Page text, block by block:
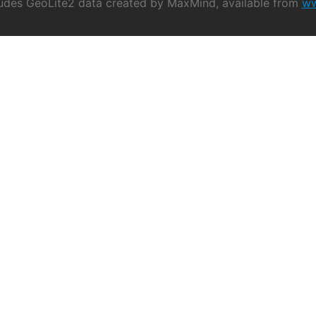
GeoLite2 data created by MaxMind, available from